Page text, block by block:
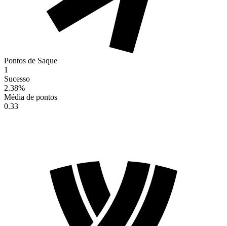
Pontos de Saque
1
Sucesso
2.38%
Média de pontos
0.33